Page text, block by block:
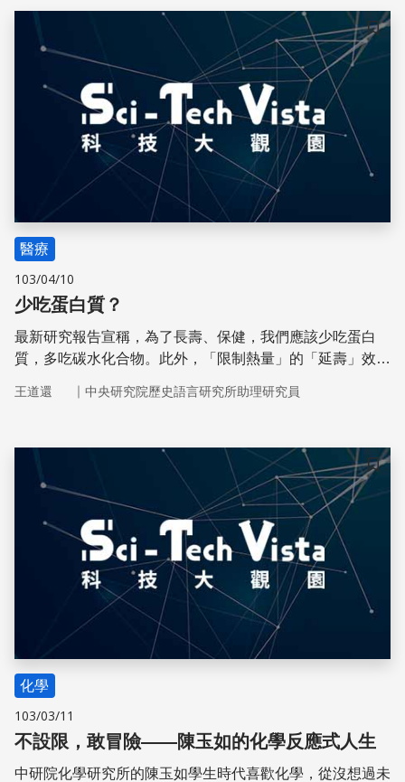
以！中州科技大學陳冠仲老師就是以科普活動「有趣的實作
科學－生物技術與科學鑑識」來吸引與啟發學生對科學的興
趣。
儲存
醫療
103/04/10
少吃蛋白質？
最新研究報告宣稱，為了長壽、保健，我們應該少吃蛋白
質，多吃碳水化合物。此外，「限制熱量」的「延壽」效
王道還 ｜ 中央研究院歷史語言研究所助理研究員
儲存
化學
103/03/11
不設限，敢冒險——陳玉如的化學反應式人生
中研院化學研究所的陳玉如學生時代喜歡化學，從沒想過未